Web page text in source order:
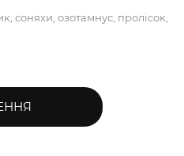
соняхи, озотамнус, пролісок,